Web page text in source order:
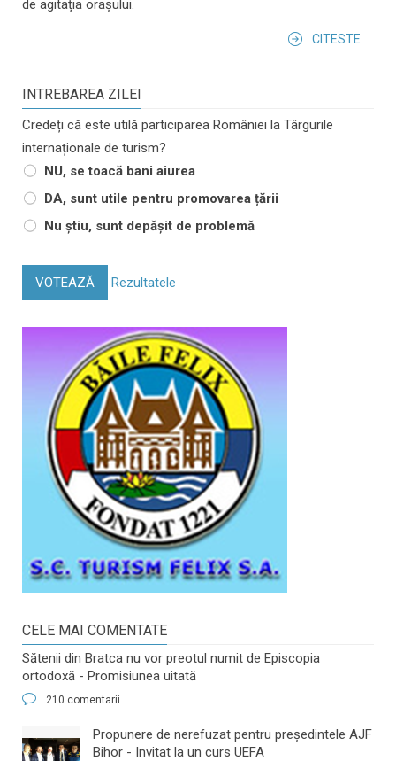
de agitația orașului.
CITESTE
INTREBAREA ZILEI
Credeți că este utilă participarea României la Târgurile
internaționale de turism?
NU, se toacă bani aiurea
DA, sunt utile pentru promovarea țării
Nu știu, sunt depășit de problemă
VOTEAZĂ Rezultatele
CELE MAI COMENTATE
Sătenii din Bratca nu vor preotul numit de Episcopia
ortodoxă - Promisiunea uitată
210 comentarii
​Propunere de nerefuzat pentru preşedintele AJF
Bihor - Invitat la un curs UEFA